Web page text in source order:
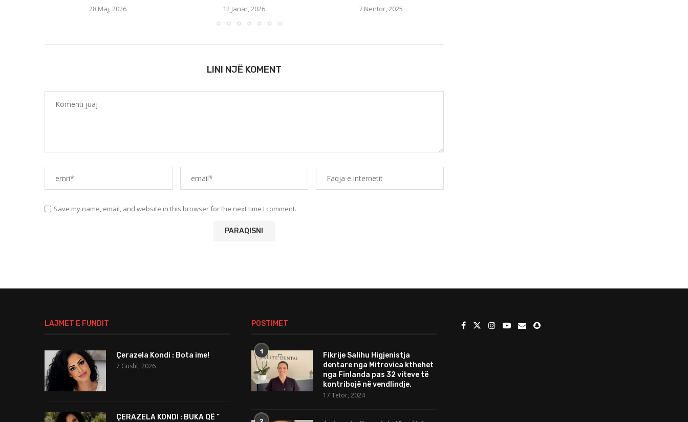
28 Maj, 2026 12 Janar, 2026 7 Nëntor, 2025
LINI NJË KOMENT
Save my name, email, and website in this browser for the next time I comment.
LAJMET E FUNDIT
Çerazela Kondi : Bota ime!
7 Gusht, 2026
ÇERAZELA KONDI : BUKA QË ”
POSTIMET
1
Fikrije Salihu Higjenistja
dentare nga Mitrovica kthehet
nga Finlanda pas 32 viteve të
kontribojë në vendlindje.
17 Tetor, 2024